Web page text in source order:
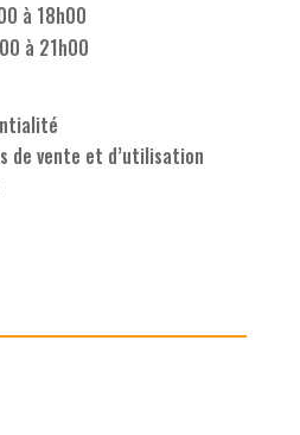
à 18h00
à 21h00
de vente et d’utilisation